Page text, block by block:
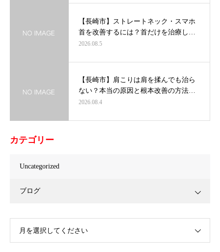
【長崎市】ストレートネック・スマホ
首を改善するには？首だけを治療し…
2026.08.5
【長崎市】肩こりは肩を揉んでも治ら
ない？本当の原因と根本改善の方法…
2026.08.4
カテゴリー
Uncategorized
ブログ
月を選択してください